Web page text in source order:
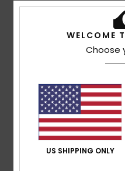
Mir gefallen der Preis und
Original anzeigen - Castellano
Komfort: 5/5 Preis-
Perfekte GrößeMaterial: 5/5
Ich empfehle dieses
WELCOME
Choose
US SHIPPING ONLY